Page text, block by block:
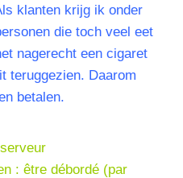
klanten krijg ik onder
die toch veel eet
nagerecht een cigaret
teruggezien. Daarom
betalen.
: être débordé (par